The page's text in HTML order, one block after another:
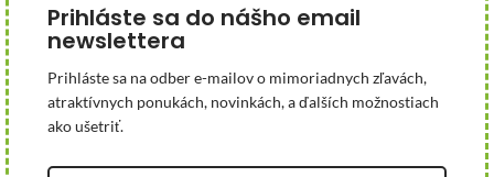
Prihláste sa do nášho email
newslettera
Prihláste sa na odber e-mailov o mimoriadnych zľavách,
atraktívnych ponukách, novinkách, a ďalších možnostiach
ako ušetriť.